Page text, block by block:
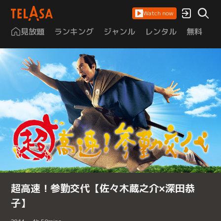
Watch now
見放題 ランキング ジャンル レンタル 無料
超高速！参勤交代【佐々木蔵之介×深田恭
子】